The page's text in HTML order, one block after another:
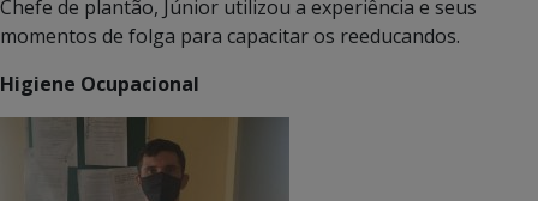
Chefe de plantão, Júnior utilizou a experiência e seus
momentos de folga para capacitar os reeducandos.
Higiene Ocupacional